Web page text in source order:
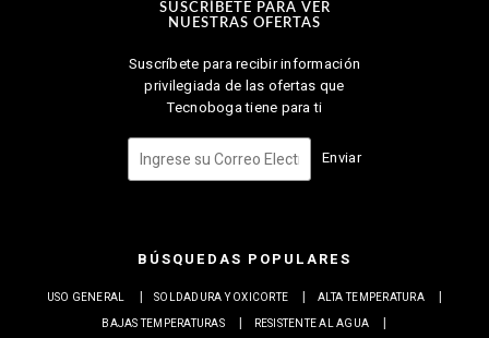
SUSCRÍBETE PARA VER
NUESTRAS OFERTAS
Suscríbete para recibir información
privilegiada de las ofertas que
Tecnoboga tiene para ti
Enviar
BÚSQUEDAS POPULARES
USO GENERAL SOLDADURA Y OXICORTE
ALTA TEMPERATURA
BAJAS TEMPERATURAS
RESISTENTE AL AGUA